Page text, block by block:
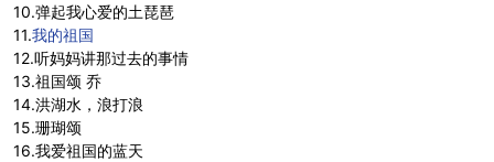
10.弹起我心爱的土琵琶
11.我的祖国
12.听妈妈讲那过去的事情
13.祖国颂 乔
14.洪湖水，浪打浪
15.珊瑚颂
16.我爱祖国的蓝天